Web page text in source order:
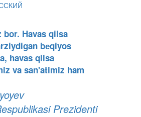
Havas qilsa
bеqiyos
havas qilsa
va san'atimiz ham
Prezidenti